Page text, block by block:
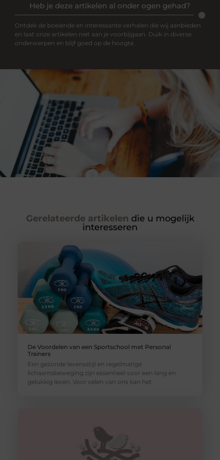
Heb je deze artikelen al onder ogen gehad?
Ontdek de boeiende en interessante verhalen die wij aanbieden
en laat onze artikelen niet aan je voorbijgaan. Duik in diverse
onderwerpen en blijf goed op de hoogte.
Gerelateerde artikelen die u mogelijk
interesseren
De Voordelen van een Sportschool met Personal
Trainers
Een gezonde levensstijl en regelmatige
lichaamsbeweging zijn essentieel voor een lang en
gelukkig leven. Voor velen van ons kan het